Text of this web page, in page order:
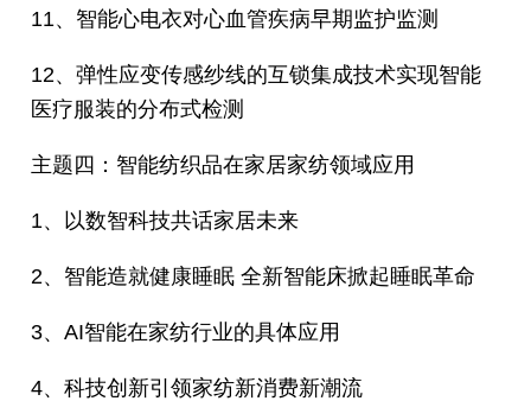
11、智能心电衣对心血管疾病早期监护监测
12、弹性应变传感纱线的互锁集成技术实现智能
医疗服装的分布式检测
主题四：智能纺织品在家居家纺领域应用
1、以数智科技共话家居未来
2、智能造就健康睡眠 全新智能床掀起睡眠革命
3、AI智能在家纺行业的具体应用
4、科技创新引领家纺新消费新潮流